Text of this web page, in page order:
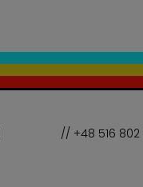
// +48 516 802